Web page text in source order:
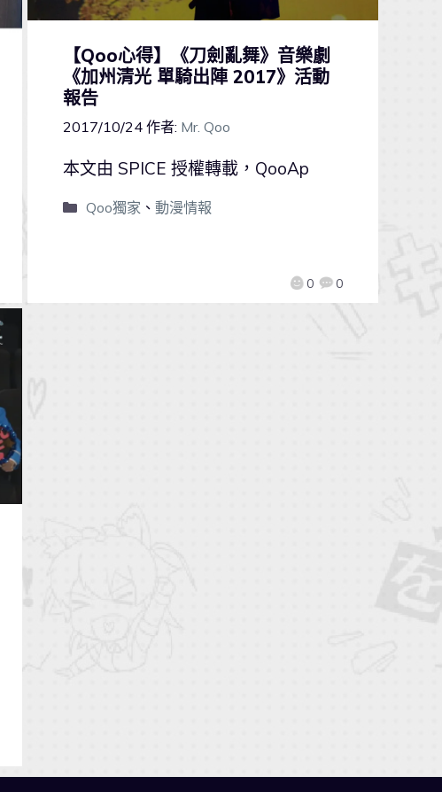
【Qoo心得】《刀劍亂舞》音樂劇
《加州清光 單騎出陣 2017》活動
報告
2017/10/24 作者: Mr. Qoo
0 0
本文由 SPICE 授權轉載，QooAp
Qoo獨家 、 動漫情報